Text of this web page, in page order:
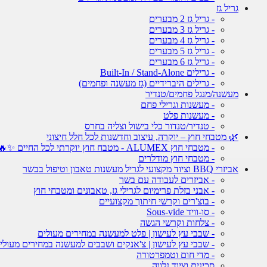
גריל גז
- גריל גז 2 מבערים
- גריל גז 3 מבערים
- גריל גז 4 מבערים
- גריל גז 5 מבערים
- גריל גז 6 מבערים
- גרילים Built-In / Stand-Alone
- גרילים היברידיים (גז מעשנה ופחמים)
מעשנה/מנגל פחמים/טנדיר
- מעשנות וגרילי פחם
- מעשנות פלט
- טנדיר/טנדור כלי בישול וצליה בחרס
🌿 מטבחי חוץ – יוקרה, עיצוב וחדשנות לכל חלל חיצוני
- מטבחי חוץ ALUMEX - מטבח חוץ יוקרתי לכל החיים ✨🔥
- מטבחי חוץ מודלרים
אביזרי BBQ וציוד מקצועי לגריל מעשנות טאבון וטיפול בבשר
- אביזרים לעבודה עם בשר
- אבני בזלת פרימיום לגרילי גז, טאבונים ומטבחי חוץ
- בוצ'רים וקרשי חיתוך מקצועיים
- סו-וויד Sous-vide
- צלחות וקרשי הגשה
- שבבי עץ לעישון | פלט למעשנה במחירים מעולים
- שבבי עץ לעישון | צ'אנקים ושבבים למעשנה במחירים
- מדי חום וטמפרטורה